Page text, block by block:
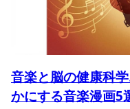
音楽と脳の健康科
かにする音楽漫画5